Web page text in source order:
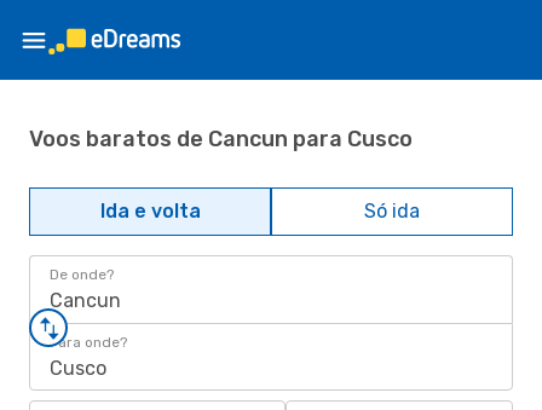
Voos baratos de Cancun para Cusco
Ida e volta Só ida
De onde?
Cancun
Para onde?
Cusco